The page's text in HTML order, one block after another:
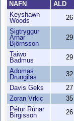
NAFN ALD
Keyshawn
Woods
26
Sigtryggur
Arnar
Björnsson
29
Taiwo
Badmus
29
Adomas
Drungilas
32
Davis Geks
27
Zoran Vrkic
35
Pétur Rúnar
Birgisson
26